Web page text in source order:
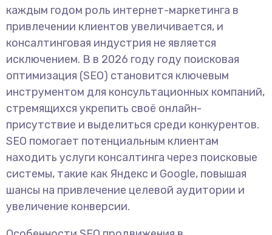
каждым годом роль интернет-маркетинга в
привлечении клиентов увеличивается, и
консалтинговая индустрия не является
исключением. В в 2026 году году поисковая
оптимизация (SEO) становится ключевым
инструментом для консультационных компаний,
стремящихся укрепить своё онлайн-
присутствие и выделиться среди конкурентов.
SEO помогает потенциальным клиентам
находить услуги консалтинга через поисковые
системы, такие как Яндекс и Google, повышая
шансы на привлечение целевой аудитории и
увеличение конверсии.